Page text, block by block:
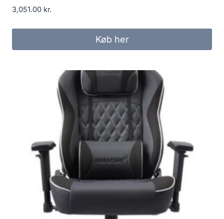
3,051.00 kr.
Køb her